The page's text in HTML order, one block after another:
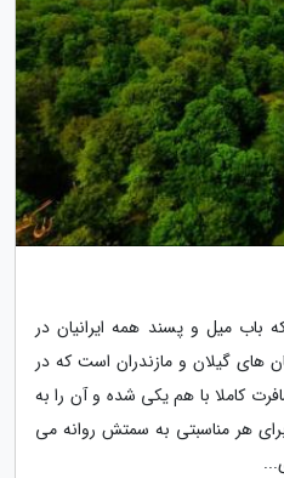
باب میل و پسند همه ایرانیان در
های گیلان و مازندران است که در
کاملا با هم یکی شده و آن را به
هر مناسبتی به سمتش روانه می